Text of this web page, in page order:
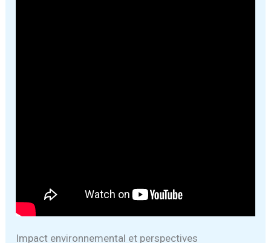
Impact environnemental et perspectives